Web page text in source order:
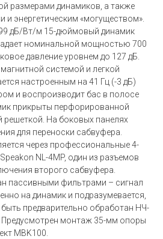
размерами динамиков, а также
и энергетическим «могуществом».
дБ/Вт/м 15-дюймовый динамик
номинальной мощностью 700
давление уровнем до 127 дБ.
системой и легкой
настроенным на 41 Гц (-3 дБ)
и воспроизводит бас в полосе
прикрыты перфорированной
решеткой. На боковых панелях
для переноски сабвуфера.
через профессиональные 4-
NL-4MP, один из разъемов
второго сабвуфера.
пассивными фильтрами – сигнал
на динамик и подразумевается,
предварительно обработан НЧ-
монтаж 35-мм опоры
MBK100.